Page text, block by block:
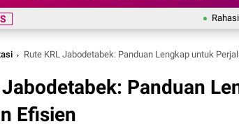
Rahasia
Rute KRL Jabodetabek: Panduan Lengkap untuk
Jabodetabek: Panduan
Efisien